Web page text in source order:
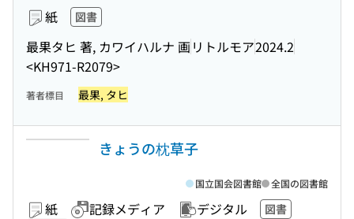
紙 図書
最果タヒ 著, カワイハルナ 画 リトルモア2024.2
<KH971-R2079>
著者標目 最果, タヒ
きょうの枕草子
紙 記録メディア デジタル
図書
国立国会図書館 全国の図書館